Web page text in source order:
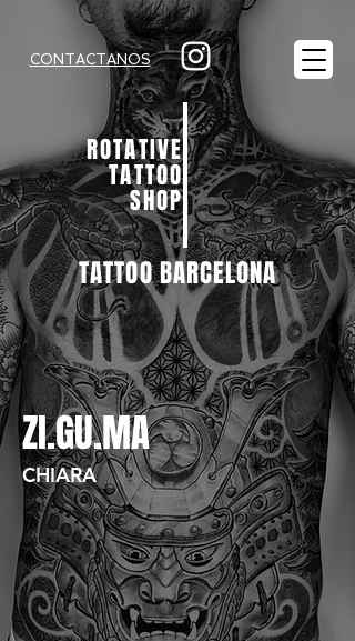
ROTATIVE
TATTOO
SHOP
TATTOO BARCELONA
CONTACTANOS
ZI.GU.MA
CHIARA